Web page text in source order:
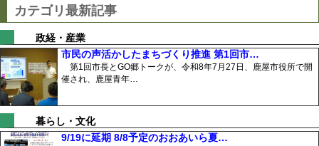
カテゴリ最新記事
政経・産業
市民の声活かしたまちづくり推進 第1回市…
第1回市長とGO郷トークが、令和8年7月27日、鹿屋市役所で開
催され、鹿屋青年…
暮らし・文化
9/19に延期 8/8予定のおおあいら夏…